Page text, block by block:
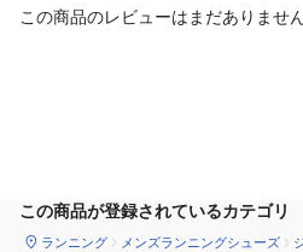
この商品のレビューはまだありません
この商品が登録されているカテゴリ
ランニング メンズランニングシューズ